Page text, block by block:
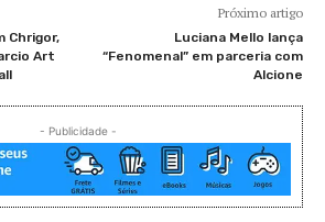
Chrigor,
Art
Próximo artigo
Luciana Mello lança
“Fenomenal” em parceria com
Alcione
- Publicidade -